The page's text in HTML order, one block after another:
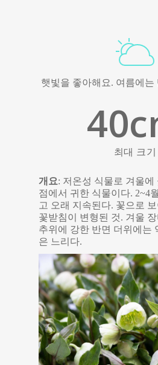
햇빛을 좋아해요. 여름에는
40
최대 크기
개요: 저온성 식물로 겨울에
점에서 귀한 식물이다. 2~4
고 오래 지속된다. 꽃으로
꽃받침이 변형된 것. 겨울
추위에 강한 반면 더위에는
은 느리다.